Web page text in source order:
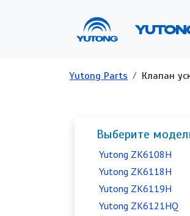
Строка
Yutong Parts Клапан
Выберите
Yutong ZK6108H
Yutong ZK6118H
Yutong ZK6119H
Yutong ZK6121HQ